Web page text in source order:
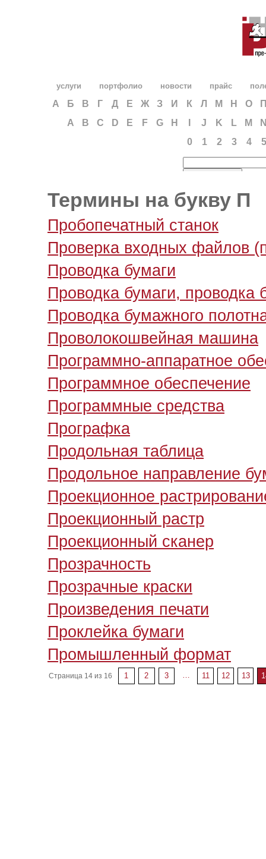
услуги портфолио новости прайс
А Б В Г Д Е Ж З И К Л М Н О
A
B C D E F G H J K L M
0
1 2 3 4 5
Термины на букву П
Пробопечатный станок
Проверка входных файлов
Проводка бумаги
Проводка бумаги, проводка
Проводка бумажного
Проволокошвейная машина
Программно-аппаратное
Программное обеспечение
Программные средства
Прографка
Продольная таблица
Продольное направление
Проекционное
Проекционный растр
Проекционный сканер
Прозрачность
Прозрачные краски
Произведения печати
Проклейка бумаги
Промышленный формат
Страница 14 из 16 1 2 3 11 12 13